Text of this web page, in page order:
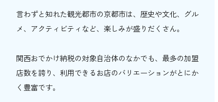
言わずと知れた観光都市の京都市は、歴史や文化、グル
メ、アクティビティなど、楽しみが盛りだくさん。
関西おでかけ納税の対象自治体のなかでも、最多の加盟
店数を誇り、利用できるお店のバリエーションがとにか
く豊富です。